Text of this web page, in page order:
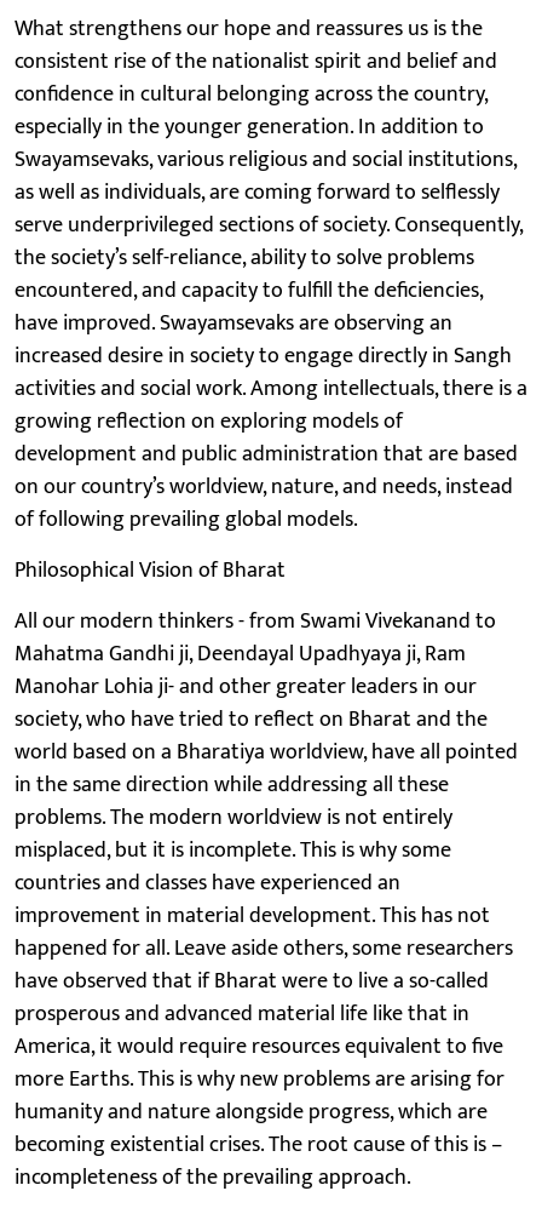
What strengthens our hope and reassures us is the
consistent rise of the nationalist spirit and belief and
confidence in cultural belonging across the country,
especially in the younger generation. In addition to
Swayamsevaks, various religious and social institutions,
as well as individuals, are coming forward to selflessly
serve underprivileged sections of society. Consequently,
the society’s self-reliance, ability to solve problems
encountered, and capacity to fulfill the deficiencies,
have improved. Swayamsevaks are observing an
increased desire in society to engage directly in Sangh
activities and social work. Among intellectuals, there is a
growing reflection on exploring models of
development and public administration that are based
on our country’s worldview, nature, and needs, instead
of following prevailing global models.
Philosophical Vision of Bharat
All our modern thinkers - from Swami Vivekanand to
Mahatma Gandhi ji, Deendayal Upadhyaya ji, Ram
Manohar Lohia ji- and other greater leaders in our
society, who have tried to reflect on Bharat and the
world based on a Bharatiya worldview, have all pointed
in the same direction while addressing all these
problems. The modern worldview is not entirely
misplaced, but it is incomplete. This is why some
countries and classes have experienced an
improvement in material development. This has not
happened for all. Leave aside others, some researchers
have observed that if Bharat were to live a so-called
prosperous and advanced material life like that in
America, it would require resources equivalent to five
more Earths. This is why new problems are arising for
humanity and nature alongside progress, which are
becoming existential crises. The root cause of this is –
incompleteness of the prevailing approach.